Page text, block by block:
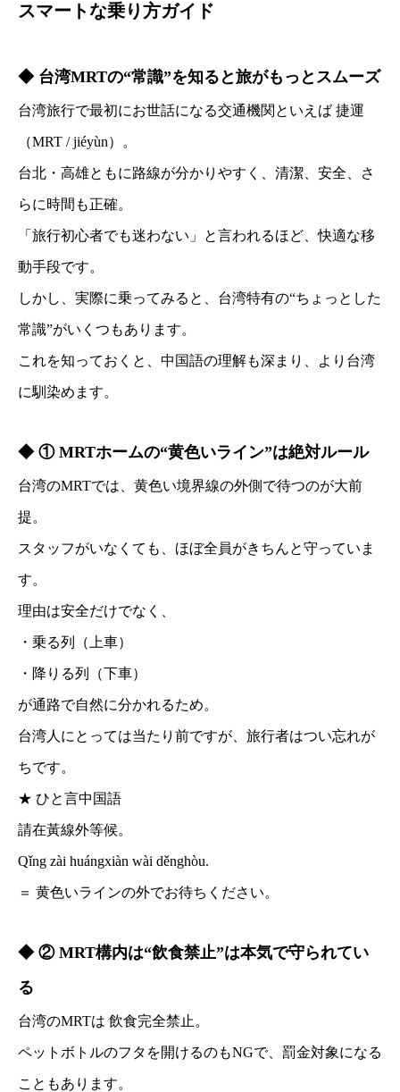
スマートな乗り方ガイド
◆ 台湾MRTの“常識”を知ると旅がもっとスムーズ
台湾旅行で最初にお世話になる交通機関といえば 捷運
（MRT / jiéyùn）。
台北・高雄ともに路線が分かりやすく、清潔、安全、さ
らに時間も正確。
「旅行初心者でも迷わない」と言われるほど、快適な移
動手段です。
しかし、実際に乗ってみると、台湾特有の“ちょっとした
常識”がいくつもあります。
これを知っておくと、中国語の理解も深まり、より台湾
に馴染めます。
◆ ① MRTホームの“黄色いライン”は絶対ルール
台湾のMRTでは、黄色い境界線の外側で待つのが大前
提。
スタッフがいなくても、ほぼ全員がきちんと守っていま
す。
理由は安全だけでなく、
・乗る列（上車）
・降りる列（下車）
が通路で自然に分かれるため。
台湾人にとっては当たり前ですが、旅行者はつい忘れが
ちです。
★ ひと言中国語
請在黃線外等候。
Qǐng zài huángxiàn wài děnghòu.
＝ 黄色いラインの外でお待ちください。
◆ ② MRT構内は“飲食禁止”は本気で守られてい
る
台湾のMRTは 飲食完全禁止。
ペットボトルのフタを開けるのもNGで、罰金対象になる
こともあります。